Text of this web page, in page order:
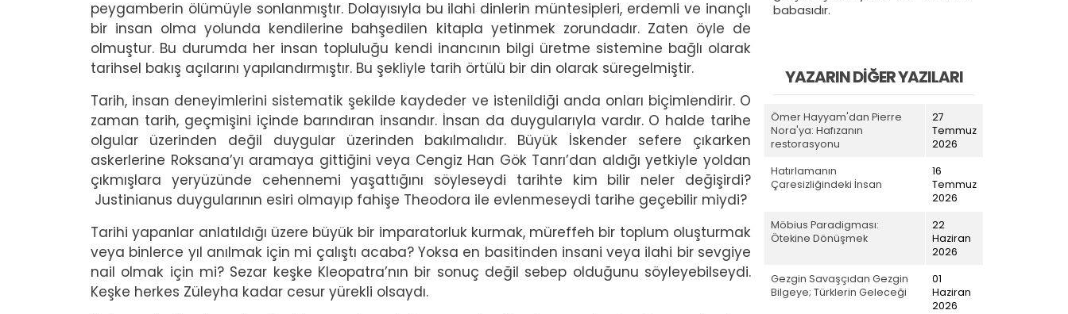
peygamberin ölümüyle sonlanmıştır. Dolayısıyla bu ilahi dinlerin müntesipleri, erdemli ve inançlı
bir insan olma yolunda kendilerine bahşedilen kitapla yetinmek zorundadır. Zaten öyle de
olmuştur. Bu durumda her insan topluluğu kendi inancının bilgi üretme sistemine bağlı olarak
tarihsel bakış açılarını yapılandırmıştır. Bu şekliyle tarih örtülü bir din olarak süregelmiştir.
Tarih, insan deneyimlerini sistematik şekilde kaydeder ve istenildiği anda onları biçimlendirir. O
zaman tarih, geçmişini içinde barındıran insandır. İnsan da duygularıyla vardır. O halde tarihe
olgular üzerinden değil duygular üzerinden bakılmalıdır. Büyük İskender sefere çıkarken
askerlerine Roksana’yı aramaya gittiğini veya Cengiz Han Gök Tanrı’dan aldığı yetkiyle yoldan
çıkmışlara yeryüzünde cehennemi yaşattığını söyleseydi tarihte kim bilir neler değişirdi?
Justinianus duygularının esiri olmayıp fahişe Theodora ile evlenmeseydi tarihe geçebilir miydi?
Tarihi yapanlar anlatıldığı üzere büyük bir imparatorluk kurmak, müreffeh bir toplum oluşturmak
veya binlerce yıl anılmak için mi çalıştı acaba? Yoksa en basitinden insani veya ilahi bir sevgiye
nail olmak için mi? Sezar keşke Kleopatra’nın bir sonuç değil sebep olduğunu söyleyebilseydi.
Keşke herkes Züleyha kadar cesur yürekli olsaydı.
babasıdır.
YAZARIN DIĞER YAZILARI
Ömer Hayyam'dan Pierre
Nora'ya: Hafızanın
restorasyonu
27
Temmuz
2026
Hatırlamanın
Çaresizliğindeki İnsan
16
Temmuz
2026
Möbius Paradigması:
Ötekine Dönüşmek
22
Haziran
2026
Gezgin Savaşçıdan Gezgin
Bilgeye; Türklerin Geleceği
01
Haziran
2026